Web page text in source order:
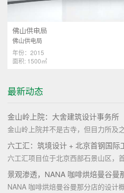
佛山供电局
佛山供电局
年份：2015
面积: 1500㎡
最新动态
金山岭上院：大舍建筑设计事务所
六工汇：筑境设计 + 北京首钢国际
景观渗透，NANA 咖啡烘焙曼谷曼